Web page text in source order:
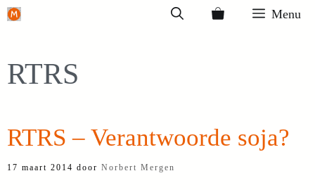
Ga
inhoud
Menu
RTRS
RTRS – Verantwoorde soja?
17 maart 2014 door Norbert Mergen